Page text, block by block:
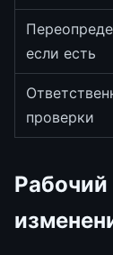
если есть
проверки
Рабочий